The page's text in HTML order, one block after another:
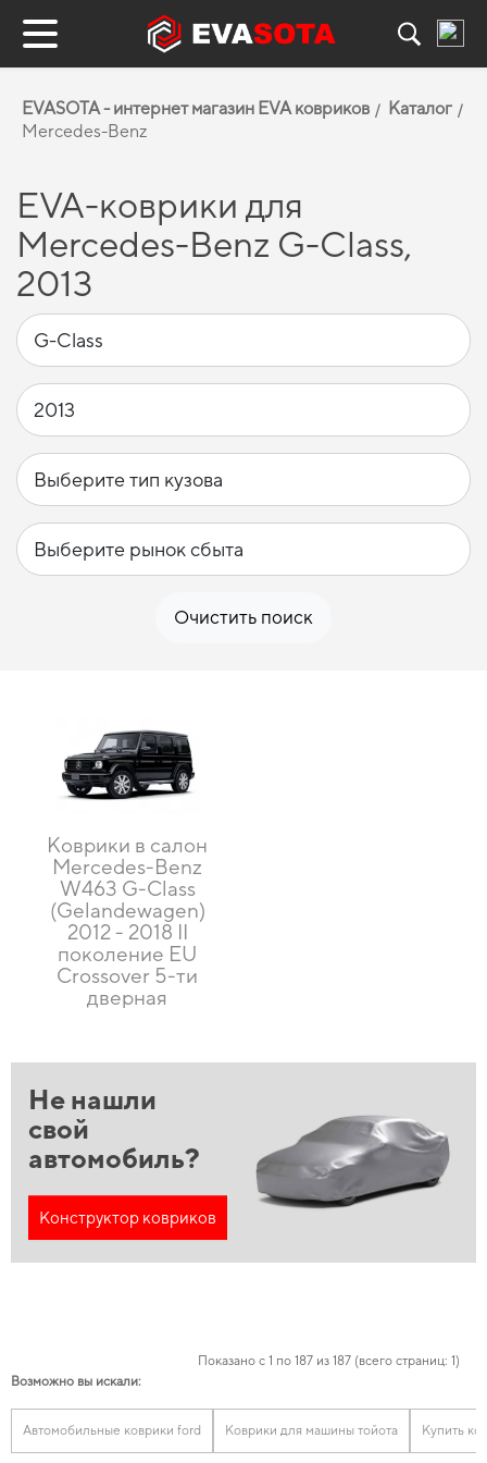
EVASOTA - интернет магазин EVA ковриков
Каталог
Mercedes-Benz
EVA-коврики для
Mercedes-Benz G-Class,
2013
Очистить поиск
Коврики в салон
Mercedes-Benz
W463 G-Class
(Gelandewagen)
2012 - 2018 II
поколение EU
Crossover 5-ти
дверная
Не нашли
свой
автомобиль?
Конструктор ковриков
Показано с 1 по 187 из 187 (всего страниц: 1)
Возможно вы искали:
Автомобильные коврики ford Коврики для машины тойота Купить